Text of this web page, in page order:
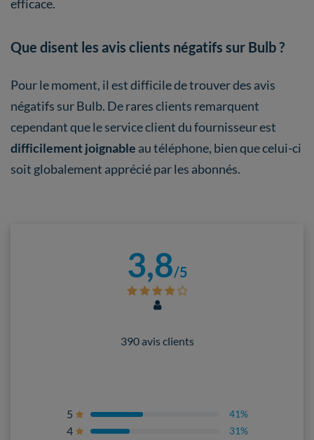
3,8/5
390 avis clients
5 41%
4 31%
efficace.
Que disent les avis clients négatifs sur Bulb ?
Pour le moment, il est difficile de trouver des avis
négatifs sur Bulb. De rares clients remarquent
cependant que le service client du fournisseur est
difficilement joignable au téléphone, bien que celui-ci
soit globalement apprécié par les abonnés.